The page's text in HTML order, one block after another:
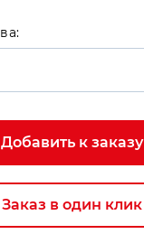
Добавить к заказу
Заказ в один клик